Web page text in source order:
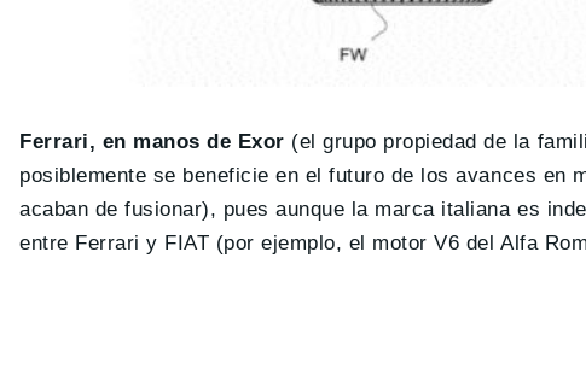
Ferrari, en manos de Exor (el grupo propiedad de la
posiblemente se beneficie en el futuro de los avances en
acaban de fusionar), pues aunque la marca italiana es
entre Ferrari y FIAT (por ejemplo, el motor V6 del Alfa